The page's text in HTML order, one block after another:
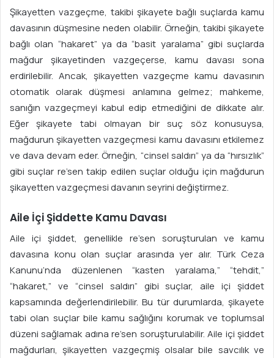
Şikayetten vazgeçme, takibi şikayete bağlı suçlarda kamu
davasının düşmesine neden olabilir. Örneğin, takibi şikayete
bağlı olan “hakaret” ya da “basit yaralama” gibi suçlarda
mağdur şikayetinden vazgeçerse, kamu davası sona
erdirilebilir. Ancak, şikayetten vazgeçme kamu davasının
otomatik olarak düşmesi anlamına gelmez; mahkeme,
sanığın vazgeçmeyi kabul edip etmediğini de dikkate alır.
Eğer şikayete tabi olmayan bir suç söz konusuysa,
mağdurun şikayetten vazgeçmesi kamu davasını etkilemez
ve dava devam eder. Örneğin, “cinsel saldırı” ya da “hırsızlık”
gibi suçlar re’sen takip edilen suçlar olduğu için mağdurun
şikayetten vazgeçmesi davanın seyrini değiştirmez.
Aile İçi Şiddette Kamu Davası
Aile içi şiddet, genellikle re’sen soruşturulan ve kamu
davasına konu olan suçlar arasında yer alır. Türk Ceza
Kanunu’nda düzenlenen “kasten yaralama,” “tehdit,”
“hakaret,” ve “cinsel saldırı” gibi suçlar, aile içi şiddet
kapsamında değerlendirilebilir. Bu tür durumlarda, şikayete
tabi olan suçlar bile kamu sağlığını korumak ve toplumsal
düzeni sağlamak adına re’sen soruşturulabilir. Aile içi şiddet
mağdurları, şikayetten vazgeçmiş olsalar bile savcılık ve